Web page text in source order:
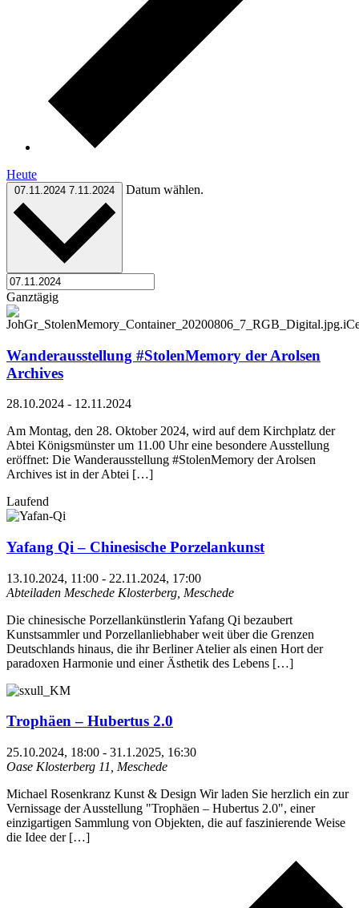
Heute
07.11.2024 7.11.2024 Datum wählen.
Ganztägig
Wanderausstellung #StolenMemory der Arolsen
Archives
28.10.2024 - 12.11.2024
Am Montag, den 28. Oktober 2024, wird auf dem Kirchplatz der
Abtei Königsmünster um 11.00 Uhr eine besondere Ausstellung
eröffnet: Die Wanderausstellung #StolenMemory der Arolsen
Archives ist in der Abtei […]
Laufend
Yafang Qi – Chinesische Porzelankunst
13.10.2024, 11:00 - 22.11.2024, 17:00
Abteiladen Meschede Klosterberg, Meschede
Die chinesische Porzellankünstlerin Yafang Qi bezaubert
Kunstsammler und Porzellanliebhaber weit über die Grenzen
Deutschlands hinaus, die ihr Berliner Atelier als einen Hort der
paradoxen Harmonie und einer Ästhetik des Lebens […]
Trophäen – Hubertus 2.0
25.10.2024, 18:00 - 31.1.2025, 16:30
Oase Klosterberg 11, Meschede
Michael Rosenkranz Kunst & Design Wir laden Sie herzlich ein zur
Vernissage der Ausstellung "Trophäen – Hubertus 2.0", einer
einzigartigen Sammlung von Objekten, die auf faszinierende Weise
die Idee der […]